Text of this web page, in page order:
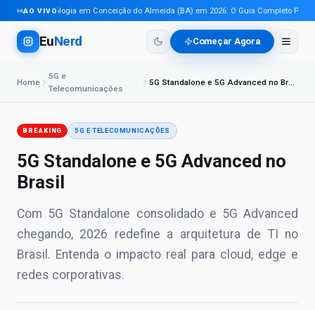
AO VIVO
Tecnologia em Conceição do Almeida (BA) em 2026: O Guia Completo Para
EuNerd Começar Agora
Home
5G e
Telecomunicações
5G Standalone e 5G Advanced no Brasil
BREAKING 5G E TELECOMUNICAÇÕES
5G Standalone e 5G Advanced no
Brasil
Com 5G Standalone consolidado e 5G Advanced
chegando, 2026 redefine a arquitetura de TI no
Brasil. Entenda o impacto real para cloud, edge e
redes corporativas.